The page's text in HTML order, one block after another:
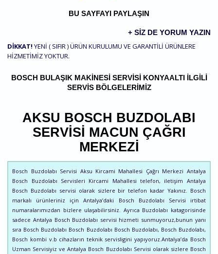
BU SAYFAYI PAYLAŞIN
+ SIZ DE YORUM YAZIN
DİKKAT! YENİ ( SIFIR ) ÜRÜN KURULUMU VE GARANTİLİ ÜRÜNLERE
HİZMETİMİZ YOKTUR.
BOSCH BULAŞIK MAKINESI SERVISI KONYAALTI İLGILI
SERVIS BÖLGELERIMIZ
AKSU BOSCH BUZDOLABI
SERVISI MACUN ÇAĞRI
MERKEZI
Bosch Buzdolabı Servisi Aksu Kircami Mahallesi Çağrı Merkezi Antalya
Bosch Buzdolabı Servisleri Kircami Mahallesi telefon, iletişim Antalya
Bosch Buzdolabı servisi olarak sizlere bir telefon kadar Yakınız. Bosch
markalı ürünleriniz için Antalya’daki Bosch Buzdolabı Servisi irtibat
numaralarımızdan bizlere ulaşabilirsiniz. Ayrıca Buzdolabı katagorisinde
sadece Antalya Bosch Buzdolabı servisi hizmeti sunmuyoruz,bunun yanı
sıra Bosch Buzdolabı Bosch Buzdolabı Bosch Buzdolabı, Bosch Buzdolabı,
Bosch kombi v.b cihazların teknik servisligini yapıyoruz.Antalya’da Bosch
Uzman Servisiyiz ve Antalya Bosch Buzdolabı Servisi olarak sizlere Bosch